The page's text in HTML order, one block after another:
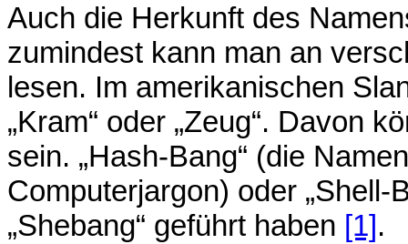
Auch die Herkunft des
zumindest kann man an
lesen. Im amerikanischen
„Kram“ oder „Zeug“. Davon
sein. „Hash-Bang“ (die
Computerjargon) oder „Shell-
„Shebang“ geführt haben [1].